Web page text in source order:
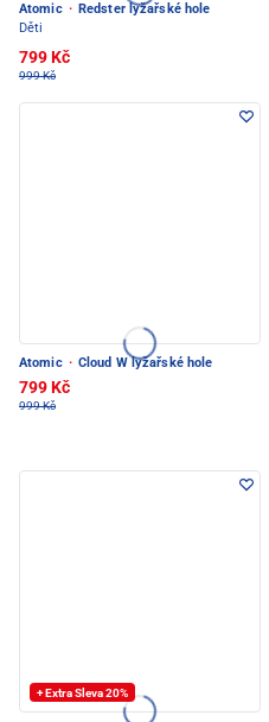
Atomic · Redster lyžařské hole
Děti
799 Kč
999 Kč
Atomic · Cloud W lyžařské hole
799 Kč
999 Kč
+ Extra Sleva 20%